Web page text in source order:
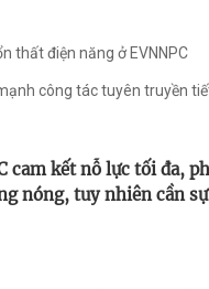
thất điện năng ở EVNNPC
công tác tuyên truyền
cam kết nỗ lực tối đa,
nóng, tuy nhiên cần